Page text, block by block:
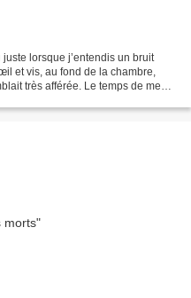
lorsque j’entendis un bruit
et vis, au fond de la chambre,
très afférée. Le temps de me